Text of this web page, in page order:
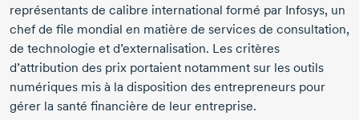
représentants de calibre international formé par Infosys, un
chef de file mondial en matière de services de consultation,
de technologie et d’externalisation. Les critères
d’attribution des prix portaient notamment sur les outils
numériques mis à la disposition des entrepreneurs pour
gérer la santé financière de leur entreprise.